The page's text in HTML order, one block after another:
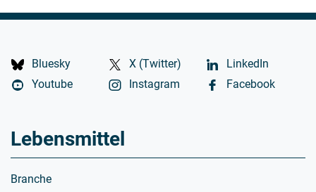
Bluesky X (Twitter)
LinkedIn
Youtube
Instagram Facebook
Lebensmittel
Branche